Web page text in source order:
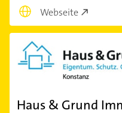
Webseite
Haus & Grund